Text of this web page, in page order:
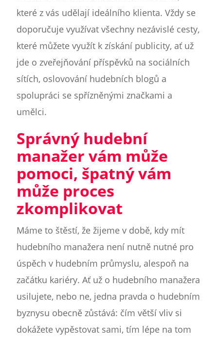
které z vás udělají ideálního klienta. Vždy se
doporučuje využívat všechny nezávislé cesty,
které můžete využít k získání publicity, ať už
jde o zveřejňování příspěvků na sociálních
sítích, oslovování hudebních blogů a
spolupráci se spřízněnými značkami a
umělci.
Správný hudební
manažer vám může
pomoci, špatný vám
může proces
zkomplikovat
Máme to štěstí, že žijeme v době, kdy mít
hudebního manažera není nutně nutné pro
úspěch v hudebním průmyslu, alespoň na
začátku kariéry. Ať už o hudebního manažera
usilujete, nebo ne, jedna pravda o hudebním
byznysu obecně zůstává: čím větší vliv si
dokážete vypěstovat sami, tím lépe na tom